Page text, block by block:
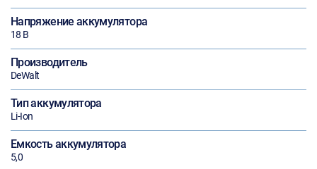
Напряжение аккумулятора
18 В
Производитель
DeWalt
Тип аккумулятора
Li-Ion
Емкость аккумулятора
5,0